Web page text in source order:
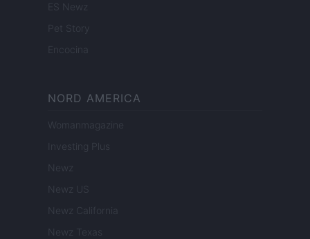
ES Newz
Pet Story
Encocina
NORD AMERICA
Womanmagazine
Investing Plus
Newz
Newz US
Newz California
Newz Texas